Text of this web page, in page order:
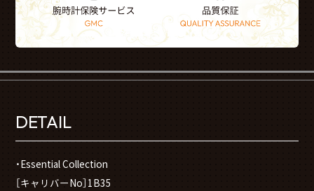
DETAIL
・Essential Collection
［キャリバーNo］1B35